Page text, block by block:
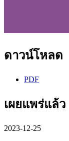
ดาวน์โหลด
PDF
เผยแพร่แล้ว
2023-12-25